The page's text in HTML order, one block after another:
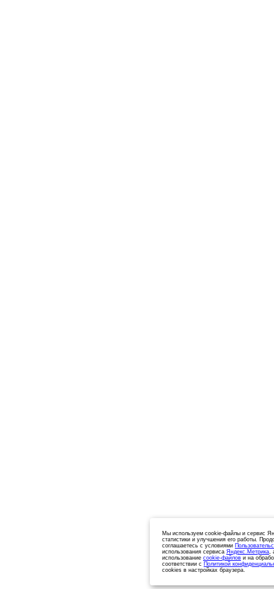
Мы используем cookie-файлы и сервис
статистики и улучшения его работы.
соглашаетесь с условиями
использования сервиса Яндекс.Метрика,
использование cookie-файлов и на
соответствии с Политикой
cookies в настройках браузера.